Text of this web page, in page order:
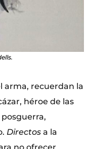
arma, recuerdan la
héroe de las
Directos a la